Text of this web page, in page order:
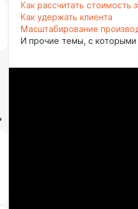
Как рассчитать стоимость
Как удержать клиента
Масштабирование
И прочие темы, с которыми